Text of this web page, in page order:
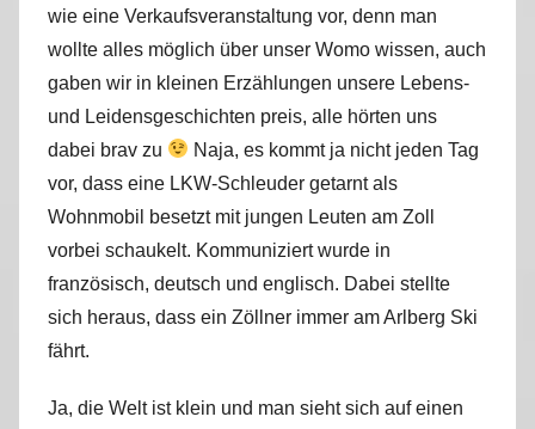
s
wie eine Verkaufsveranstaltung vor, denn man
wollte alles möglich über unser Womo wissen, auch
gaben wir in kleinen Erzählungen unsere Lebens-
und Leidensgeschichten preis, alle hörten uns
dabei brav zu
Naja, es kommt ja nicht jeden Tag
vor, dass eine LKW-Schleuder getarnt als
Wohnmobil besetzt mit jungen Leuten am Zoll
vorbei schaukelt. Kommuniziert wurde in
französisch, deutsch und englisch. Dabei stellte
sich heraus, dass ein Zöllner immer am Arlberg Ski
fährt.
Ja, die Welt ist klein und man sieht sich auf einen